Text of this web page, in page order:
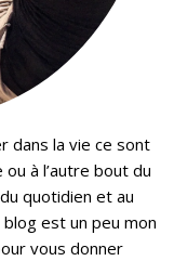
dans la vie ce sont
à l’autre bout du
quotidien et au
est un peu mon
vous donner